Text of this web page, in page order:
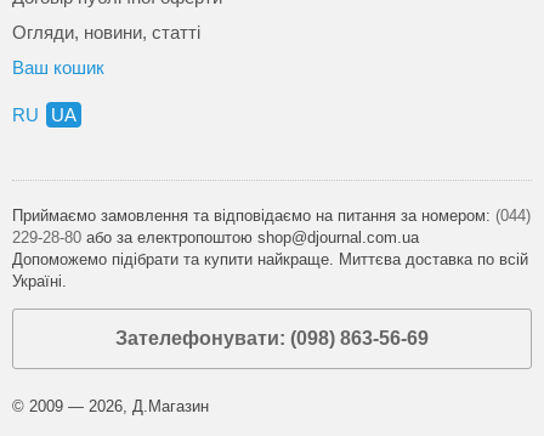
Огляди, новини, статті
Ваш кошик
RU UA
Приймаємо замовлення та відповідаємо на питання за номером: (044)
229-28-80 або за електропоштою shop@djournal.com.ua
Допоможемо підібрати та купити найкраще. Миттєва доставка по всій
Україні.
Зателефонувати: (098) 863-56-69
© 2009 — 2026, Д.Магазин